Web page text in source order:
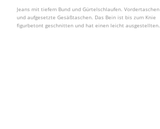
Jeans mit tiefem Bund und Gürtelschlaufen. Vordertaschen
und aufgesetzte Gesäßtaschen. Das Bein ist bis zum Knie
figurbetont geschnitten und hat einen leicht ausgestellten